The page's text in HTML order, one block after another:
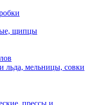
щипцы
льда, мельницы, совки
прессы и